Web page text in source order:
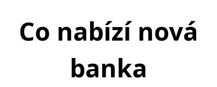
Co nabízí nová
banka